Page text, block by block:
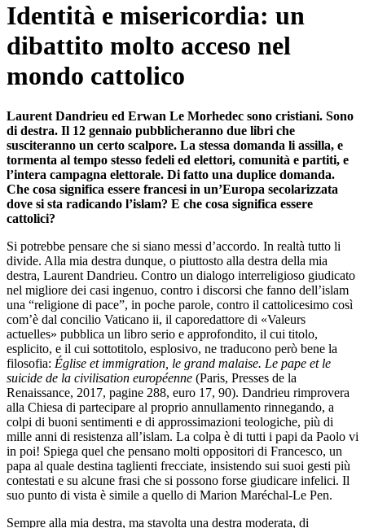
Identità e misericordia: un
dibattito molto acceso nel
mondo cattolico
Laurent Dandrieu ed Erwan Le Morhedec sono cristiani. Sono
di destra. Il 12 gennaio pubblicheranno due libri che
susciteranno un certo scalpore. La stessa domanda li assilla, e
tormenta al tempo stesso fedeli ed elettori, comunità e partiti, e
l’intera campagna elettorale. Di fatto una duplice domanda.
Che cosa significa essere francesi in un’Europa secolarizzata
dove si sta radicando l’islam? E che cosa significa essere
cattolici?
Si potrebbe pensare che si siano messi d’accordo. In realtà tutto li
divide. Alla mia destra dunque, o piuttosto alla destra della mia
destra, Laurent Dandrieu. Contro un dialogo interreligioso giudicato
nel migliore dei casi ingenuo, contro i discorsi che fanno dell’islam
una “religione di pace”, in poche parole, contro il cattolicesimo così
com’è dal concilio Vaticano ii, il caporedattore di «Valeurs
actuelles» pubblica un libro serio e approfondito, il cui titolo,
esplicito, e il cui sottotitolo, esplosivo, ne traducono però bene la
filosofia: Église et immigration, le grand malaise. Le pape et le
suicide de la civilisation européenne (Paris, Presses de la
Renaissance, 2017, pagine 288, euro 17, 90). Dandrieu rimprovera
alla Chiesa di partecipare al proprio annullamento rinnegando, a
colpi di buoni sentimenti e di approssimazioni teologiche, più di
mille anni di resistenza all’islam. La colpa è di tutti i papi da Paolo vi
in poi! Spiega quel che pensano molti oppositori di Francesco, un
papa al quale destina taglienti frecciate, insistendo sui suoi gesti più
contestati e su alcune frasi che si possono forse giudicare infelici. Il
suo punto di vista è simile a quello di Marion Maréchal-Le Pen.
Sempre alla mia destra, ma stavolta una destra moderata, di